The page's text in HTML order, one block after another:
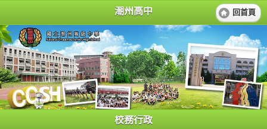
潮州高中 回首頁
校務行政